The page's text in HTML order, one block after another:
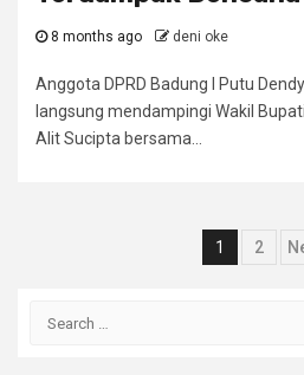
8 months ago deni oke
Anggota DPRD Badung I Putu
langsung mendampingi Wakil
Alit Sucipta bersama...
Posts
1 2